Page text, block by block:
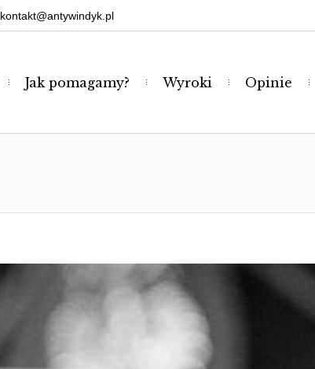
kontakt@antywindyk.pl
Jak pomagamy? Wyroki Opinie